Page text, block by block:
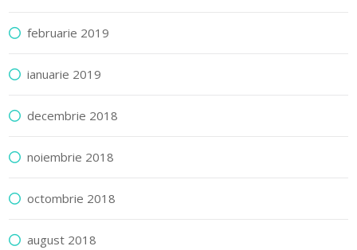
februarie 2019
ianuarie 2019
decembrie 2018
noiembrie 2018
octombrie 2018
august 2018